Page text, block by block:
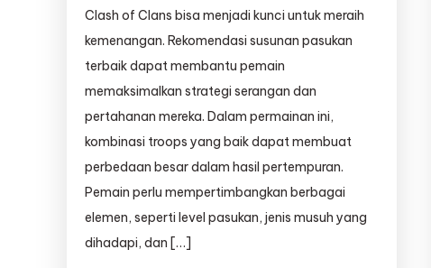
Clash of Clans bisa menjadi kunci untuk meraih
kemenangan. Rekomendasi susunan pasukan
terbaik dapat membantu pemain
memaksimalkan strategi serangan dan
pertahanan mereka. Dalam permainan ini,
kombinasi troops yang baik dapat membuat
perbedaan besar dalam hasil pertempuran.
Pemain perlu mempertimbangkan berbagai
elemen, seperti level pasukan, jenis musuh yang
dihadapi, dan […]